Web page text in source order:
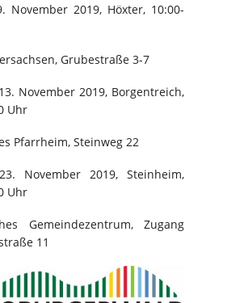
November 2019, Höxter, 10:00-
Grubestraße 3-7
November 2019, Borgentreich,
Uhr
Pfarrheim, Steinweg 22
November 2019, Steinheim,
Uhr
Gemeindezentrum, Zugang
11